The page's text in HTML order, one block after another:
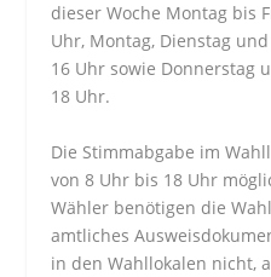
dieser Woche Montag bis
Uhr, Montag, Dienstag
16 Uhr sowie Donnerstag
18 Uhr.
Die Stimmabgabe im
von 8 Uhr bis 18 Uhr
Wähler benötigen die
amtliches
in den Wahllokalen nicht,